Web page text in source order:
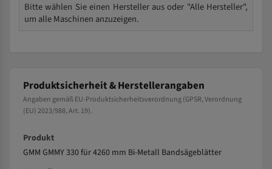
Bitte wählen Sie einen Hersteller aus oder "Alle Hersteller",
um alle Maschinen anzuzeigen.
Produktsicherheit & Herstellerangaben
Angaben gemäß EU-Produktsicherheitsverordnung (GPSR, Verordnung
(EU) 2023/988, Art. 19).
Produkt
GMM GMMY 330 für 4260 mm Bi-Metall Bandsägeblätter